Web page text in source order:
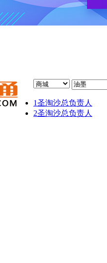
1圣淘沙总负责人
2圣淘沙总负责人